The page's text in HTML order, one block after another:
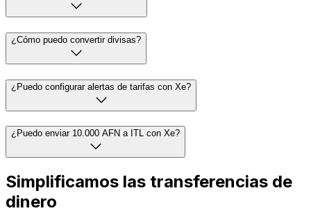
¿Cómo puedo convertir divisas?
¿Puedo configurar alertas de tarifas con Xe?
¿Puedo enviar 10.000 AFN a ITL con Xe?
Simplificamos las transferencias de
dinero